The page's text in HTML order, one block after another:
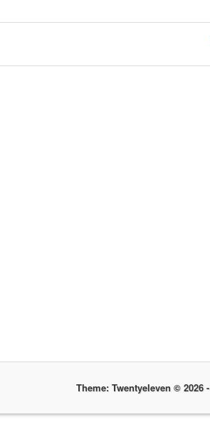
Theme: Twentyeleven © 2026 -